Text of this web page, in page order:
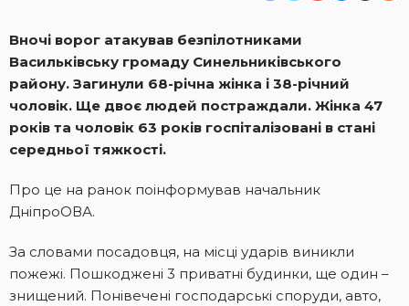
Вночі ворог атакував безпілотниками
Васильківську громаду Синельниківського
району. Загинули 68-річна жінка і 38-річний
чоловік. Ще двоє людей постраждали. Жінка 47
років та чоловік 63 років госпіталізовані в стані
середньої тяжкості.
Про це на ранок поінформував начальник
ДніпроОВА.
За словами посадовця, на місці ударів виникли
пожежі. Пошкоджені 3 приватні будинки, ще один –
знищений. Понівечені господарські споруди, авто,